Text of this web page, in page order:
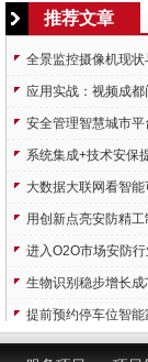
推荐文章
全景监控摄像机现
应用实战：视频成
安全管理智慧城市平
系统集成+技术安保
大数据大联网看智
用创新点亮安防精
进入O2O市场安防
生物识别稳步增长成
提前预约停车位智能
阿里腾讯厮杀互联